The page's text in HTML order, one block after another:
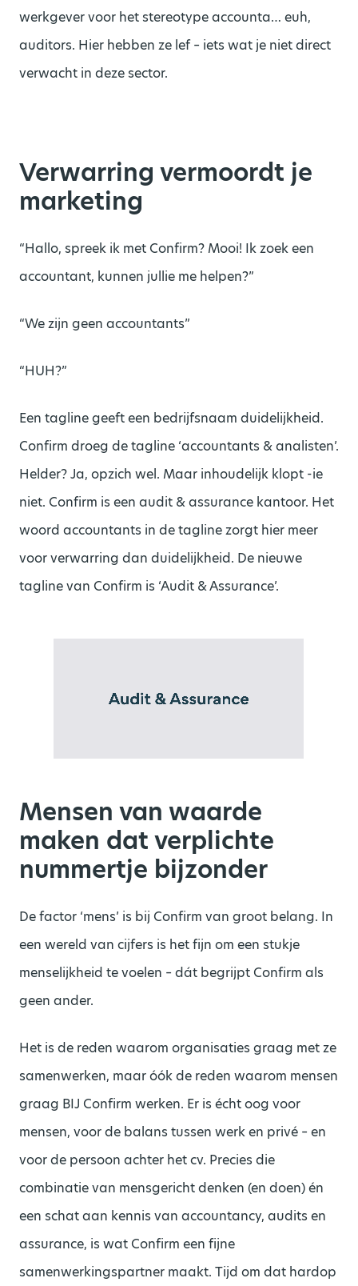
werkgever voor het stereotype accounta… euh,
auditors. Hier hebben ze lef – iets wat je niet direct
verwacht in deze sector.
Verwarring vermoordt je
marketing
“Hallo, spreek ik met Confirm? Mooi! Ik zoek een
accountant, kunnen jullie me helpen?”
“We zijn geen accountants”
“HUH?”
Een tagline geeft een bedrijfsnaam duidelijkheid.
Confirm droeg de tagline ‘accountants & analisten’.
Helder? Ja, opzich wel. Maar inhoudelijk klopt -ie
niet. Confirm is een audit & assurance kantoor. Het
woord accountants in de tagline zorgt hier meer
voor verwarring dan duidelijkheid. De nieuwe
tagline van Confirm is ‘Audit & Assurance’.
Mensen van waarde
maken dat verplichte
nummertje bijzonder
De factor ‘mens’ is bij Confirm van groot belang. In
een wereld van cijfers is het fijn om een stukje
menselijkheid te voelen – dát begrijpt Confirm als
geen ander.
Het is de reden waarom organisaties graag met ze
samenwerken, maar óók de reden waarom mensen
graag BIJ Confirm werken. Er is écht oog voor
mensen, voor de balans tussen werk en privé – en
voor de persoon achter het cv. Precies die
combinatie van mensgericht denken (en doen) én
een schat aan kennis van accountancy, audits en
assurance, is wat Confirm een fijne
samenwerkingspartner maakt. Tijd om dat hardop